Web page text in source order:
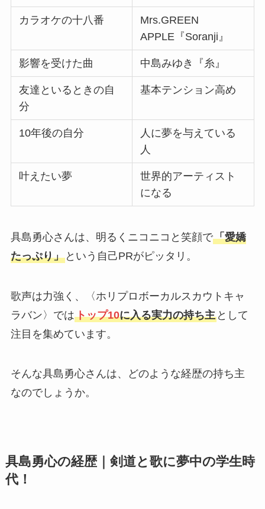
カラオケの十八番
Mrs.GREEN
APPLE『Soranji』
影響を受けた曲 中島みゆき『糸』
友達といるときの自
分
基本テンション高め
10年後の自分
人に夢を与えている
人
叶えたい夢
世界的アーティスト
になる
具島勇心さんは、明るくニコニコと笑顔で「愛嬌
たっぷり」という自己PRがピッタリ。
歌声は力強く、〈ホリプロボーカルスカウトキャ
ラバン〉ではトップ10に入る実力の持ち主として
注目を集めています。
そんな具島勇心さんは、どのような経歴の持ち主
なのでしょうか。
具島勇心の経歴｜剣道と歌に夢中の学生時
代！